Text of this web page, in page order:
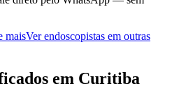
maisVerendoscopistas em outras
em Curitiba